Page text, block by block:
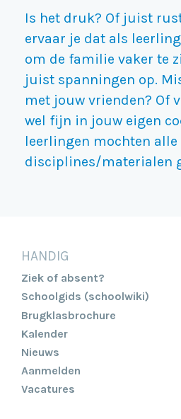
Is het druk? Of juist
ervaar je dat als
om de familie vaker te
juist spanningen op.
met jouw vrienden? Of
wel fijn in jouw eigen
leerlingen mochten alle
disciplines/materialen
HANDIG
Ziek of absent?
Schoolgids (schoolwiki)
Brugklasbrochure
Kalender
Nieuws
Aanmelden
Vacatures